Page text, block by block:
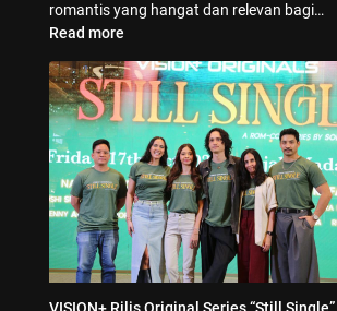
romantis yang hangat dan relevan bagi…
Read more
VISION+ Rilis Original Series “Still Single”